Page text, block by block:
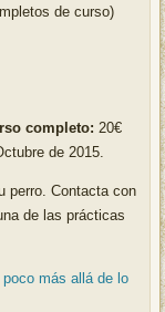
de curso)
completo: 20€
de 2015.
perro. Contacta con
de las prácticas
más allá de lo